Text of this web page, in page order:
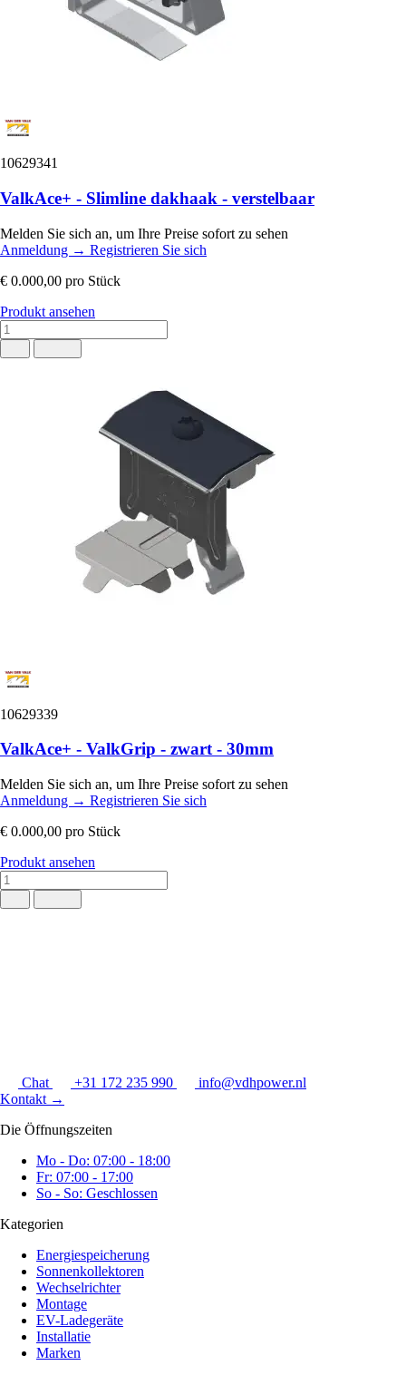
10629341
ValkAce+ - Slimline dakhaak - verstelbaar
Melden Sie sich an, um Ihre Preise sofort zu sehen
Anmeldung → Registrieren Sie sich
€ 0.000,00 pro Stück
Produkt ansehen
10629339
ValkAce+ - ValkGrip - zwart - 30mm
Melden Sie sich an, um Ihre Preise sofort zu sehen
Anmeldung → Registrieren Sie sich
€ 0.000,00 pro Stück
Produkt ansehen
Chat +31 172 235 990
info@vdhpower.nl
Kontakt →
Die Öffnungszeiten
Mo - Do: 07:00 - 18:00
Fr: 07:00 - 17:00
So - So: Geschlossen
Kategorien
Energiespeicherung
Sonnenkollektoren
Wechselrichter
Montage
EV-Ladegeräte
Installatie
Marken